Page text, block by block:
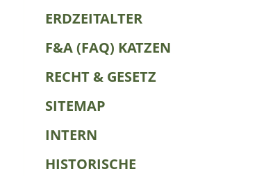
ERDZEITALTER
F&A (FAQ) KATZEN
RECHT & GESETZ
SITEMAP
INTERN
HISTORISCHE